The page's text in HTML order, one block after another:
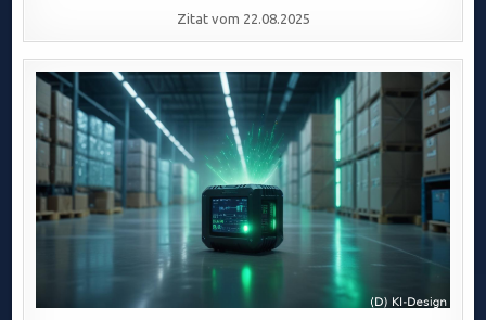
Zitat vom 22.08.2025